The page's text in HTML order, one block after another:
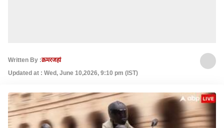
Written By :क़मरजहां
Updated at : Wed, June 10,2026, 9:10 pm (IST)